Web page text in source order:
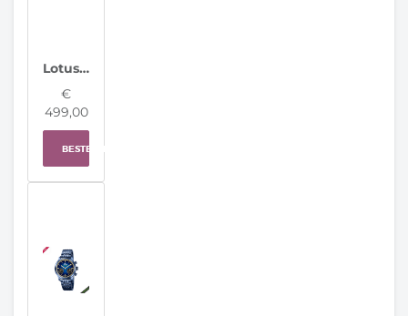
Lotus herenhorloge 20000/7 Connected D
€
499,00
BESTELLEN